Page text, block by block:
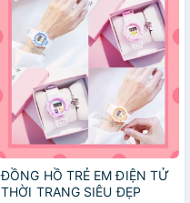
ĐỒNG HỒ TRẺ EM ĐIỆN TỬ
THỜI TRANG SIÊU ĐẸP